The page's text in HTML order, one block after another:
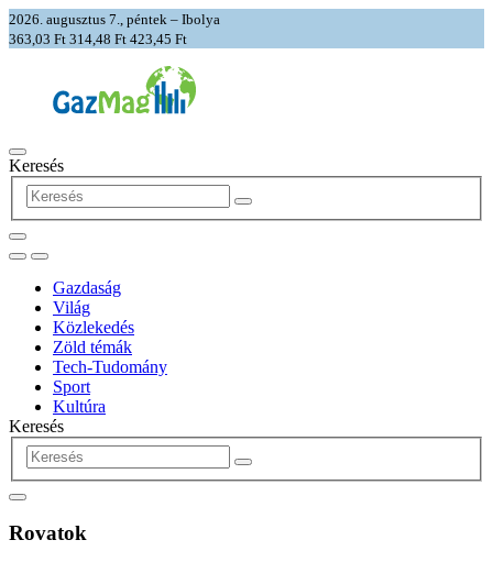
2026. augusztus 7., péntek – Ibolya
363,03 Ft 314,48 Ft 423,45 Ft
Keresés
Gazdaság
Világ
Közlekedés
Zöld témák
Tech-Tudomány
Sport
Kultúra
Keresés
Rovatok